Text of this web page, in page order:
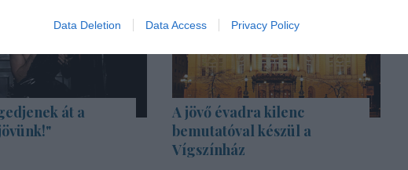
Data Deletion Data Access Privacy Policy
át a
A jövő évadra kilenc
bemutatóval készül a
Vígszínház